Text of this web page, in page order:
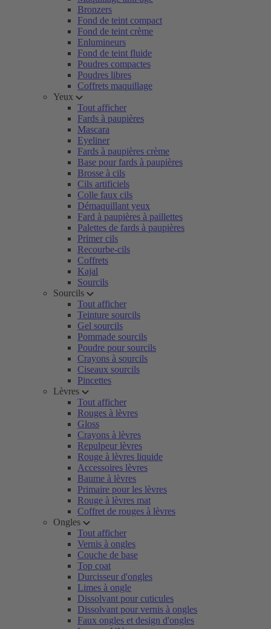
Bronzers
Fond de teint compact
Fond de teint crème
Enlumineurs
Fond de teint fluide
Poudres compactes
Poudres libres
Coffrets maquillage
Yeux
Tout afficher
Fards à paupières
Mascara
Eyeliner
Fards à paupières crème
Base pour fards à paupières
Brosse à cils
Cils artificiels
Colle faux cils
Démaquillant yeux
Fard à paupières à paillettes
Palettes de fards à paupières
Primer cils
Recourbe-cils
Coffrets
Kajal
Sourcils
Sourcils
Tout afficher
Teinture sourcils
Gel sourcils
Pommade sourcils
Poudre pour sourcils
Crayons à sourcils
Ciseaux sourcils
Pincettes
Lèvres
Tout afficher
Rouges à lèvres
Gloss
Crayons à lèvres
Repulpeur lèvres
Rouge à lèvres liquide
Accessoires lèvres
Baume à lèvres
Primaire pour les lèvres
Rouge à lèvres mat
Coffret de rouges à lèvres
Ongles
Tout afficher
Vernis à ongles
Couche de base
Top coat
Durcisseur d'ongles
Limes à ongle
Dissolvant pour cuticules
Dissolvant pour vernis à ongles
Faux ongles et design d'ongles